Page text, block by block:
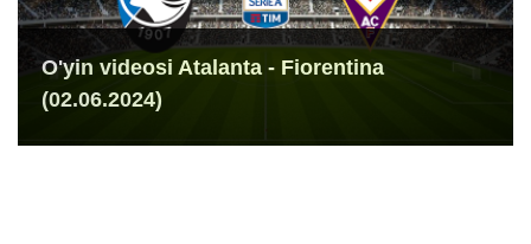
O'yin videosi Atalanta - Fiorentina
(02.06.2024)